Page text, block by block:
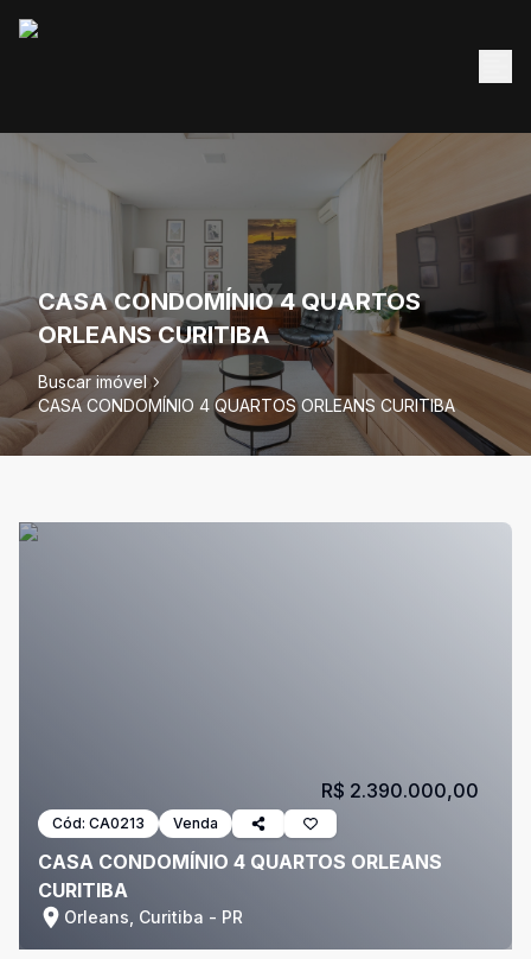
CASA CONDOMÍNIO 4 QUARTOS
ORLEANS CURITIBA
Buscar imóvel
CASA CONDOMÍNIO 4 QUARTOS ORLEANS CURITIBA
Cód: CA0213 Venda
CASA CONDOMÍNIO 4 QUARTOS ORLEANS
CURITIBA
Orleans, Curitiba - PR
R$ 2.390.000,00